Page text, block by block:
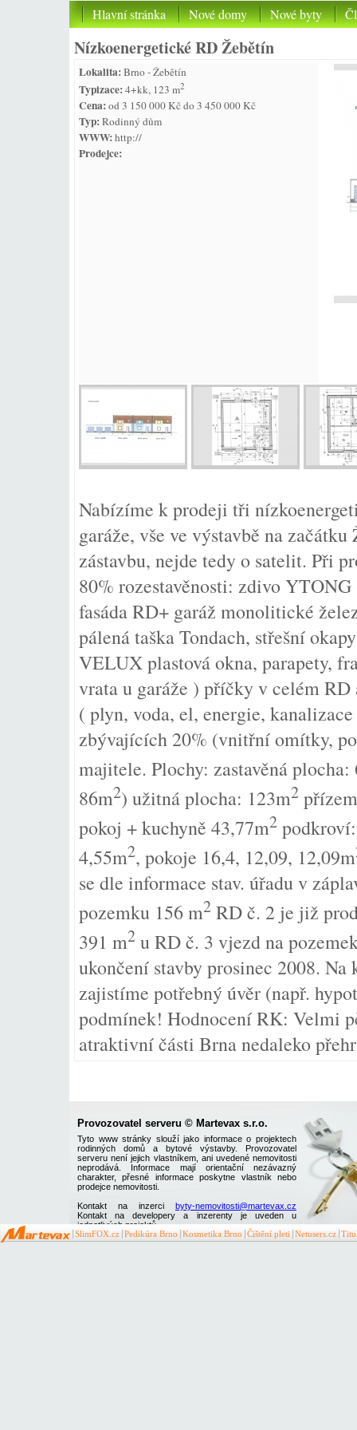
Hlavní stránka Nové domy Nové byty
Nízkoenergetické RD Žebětín
Lokalita:Brno - Žebětín
Typizace:4+kk, 123 m2
Cena:od 3 150 000 Kč do 3 450 000 Kč
Typ:Rodinný dům
WWW:http://
Prodejce:
Nabízíme k prodeji tři
garáže, vše ve výstavbě na
zástavbu, nejde tedy o satelit. Při
80% rozestavěnosti: zdivo
fasáda RD+ garáž monolitické
pálená taška Tondach, střešní
VELUX plastová okna, parapety,
vrata u garáže ) příčky v celém
( plyn, voda, el, energie,
zbývajících 20% (vnitřní omítky,
majitele. Plochy: zastavěná plocha:
86m2) užitná plocha: 123m2
pokoj + kuchyně 43,77m2
4,55m2, pokoje 16,4, 12,09, 12,09m
se dle informace stav. úřadu v
pozemku 156 m2 RD č. 2 je již
391 m2 u RD č. 3 vjezd na
ukončení stavby prosinec 2008.
zajistíme potřebný úvěr (např.
podmínek! Hodnocení RK: Velmi
atraktivní části Brna nedaleko
Provozovatel serveru © Martevax s.r.o.
Tyto www stránky slouží jako informace o projektech
rodinných domů a bytové výstavby. Provozovatel
serveru není jejich vlastníkem, ani uvedené nemovitosti
neprodává. Informace mají orientační nezávazný
charakter, přesné informace poskytne vlastník nebo
prodejce nemovitosti.
Kontakt na inzerci byty-nemovitosti@martevax.cz
Kontakt na developery a inzerenty je uveden u
jednotlivých projektů
SlimFOX.cz Pedikúra Brno Kosmetika Brno Čištění pleti Netusers.cz